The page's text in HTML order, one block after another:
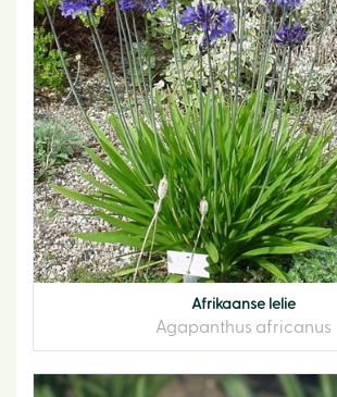
Afrikaanse lelie
Agapanthus africanus